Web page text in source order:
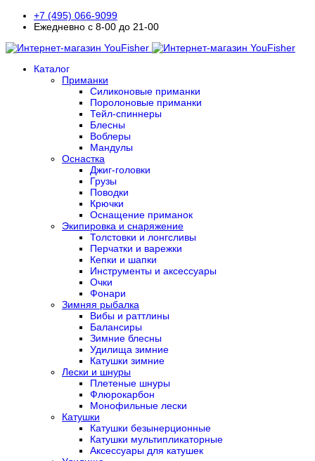
+7 (495) 066-9099
Ежедневно с 8-00 до 21-00
Каталог
Приманки
Силиконовые приманки
Поролоновые приманки
Тейл-спиннеры
Блесны
Воблеры
Мандулы
Оснастка
Джиг-головки
Грузы
Поводки
Крючки
Оснащение приманок
Экипировка и снаряжение
Толстовки и лонгсливы
Перчатки и варежки
Кепки и шапки
Инструменты и аксессуары
Очки
Фонари
Зимняя рыбалка
Вибы и раттлины
Балансиры
Зимние блесны
Удилища зимние
Катушки зимние
Лески и шнуры
Плетеные шнуры
Флюрокарбон
Монофильные лески
Катушки
Катушки безынерционные
Катушки мультипликаторные
Аксессуары для катушек